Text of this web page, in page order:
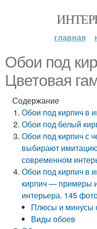
главная
Обои под
Цветовая
Содержание
Обои под кирпич в
Обои под белый
Обои под кирпич с
выбирают
современном
Обои под кирпич в
кирпич — примеры
интерьера. 145
Плюсы и минусы
Виды обоев